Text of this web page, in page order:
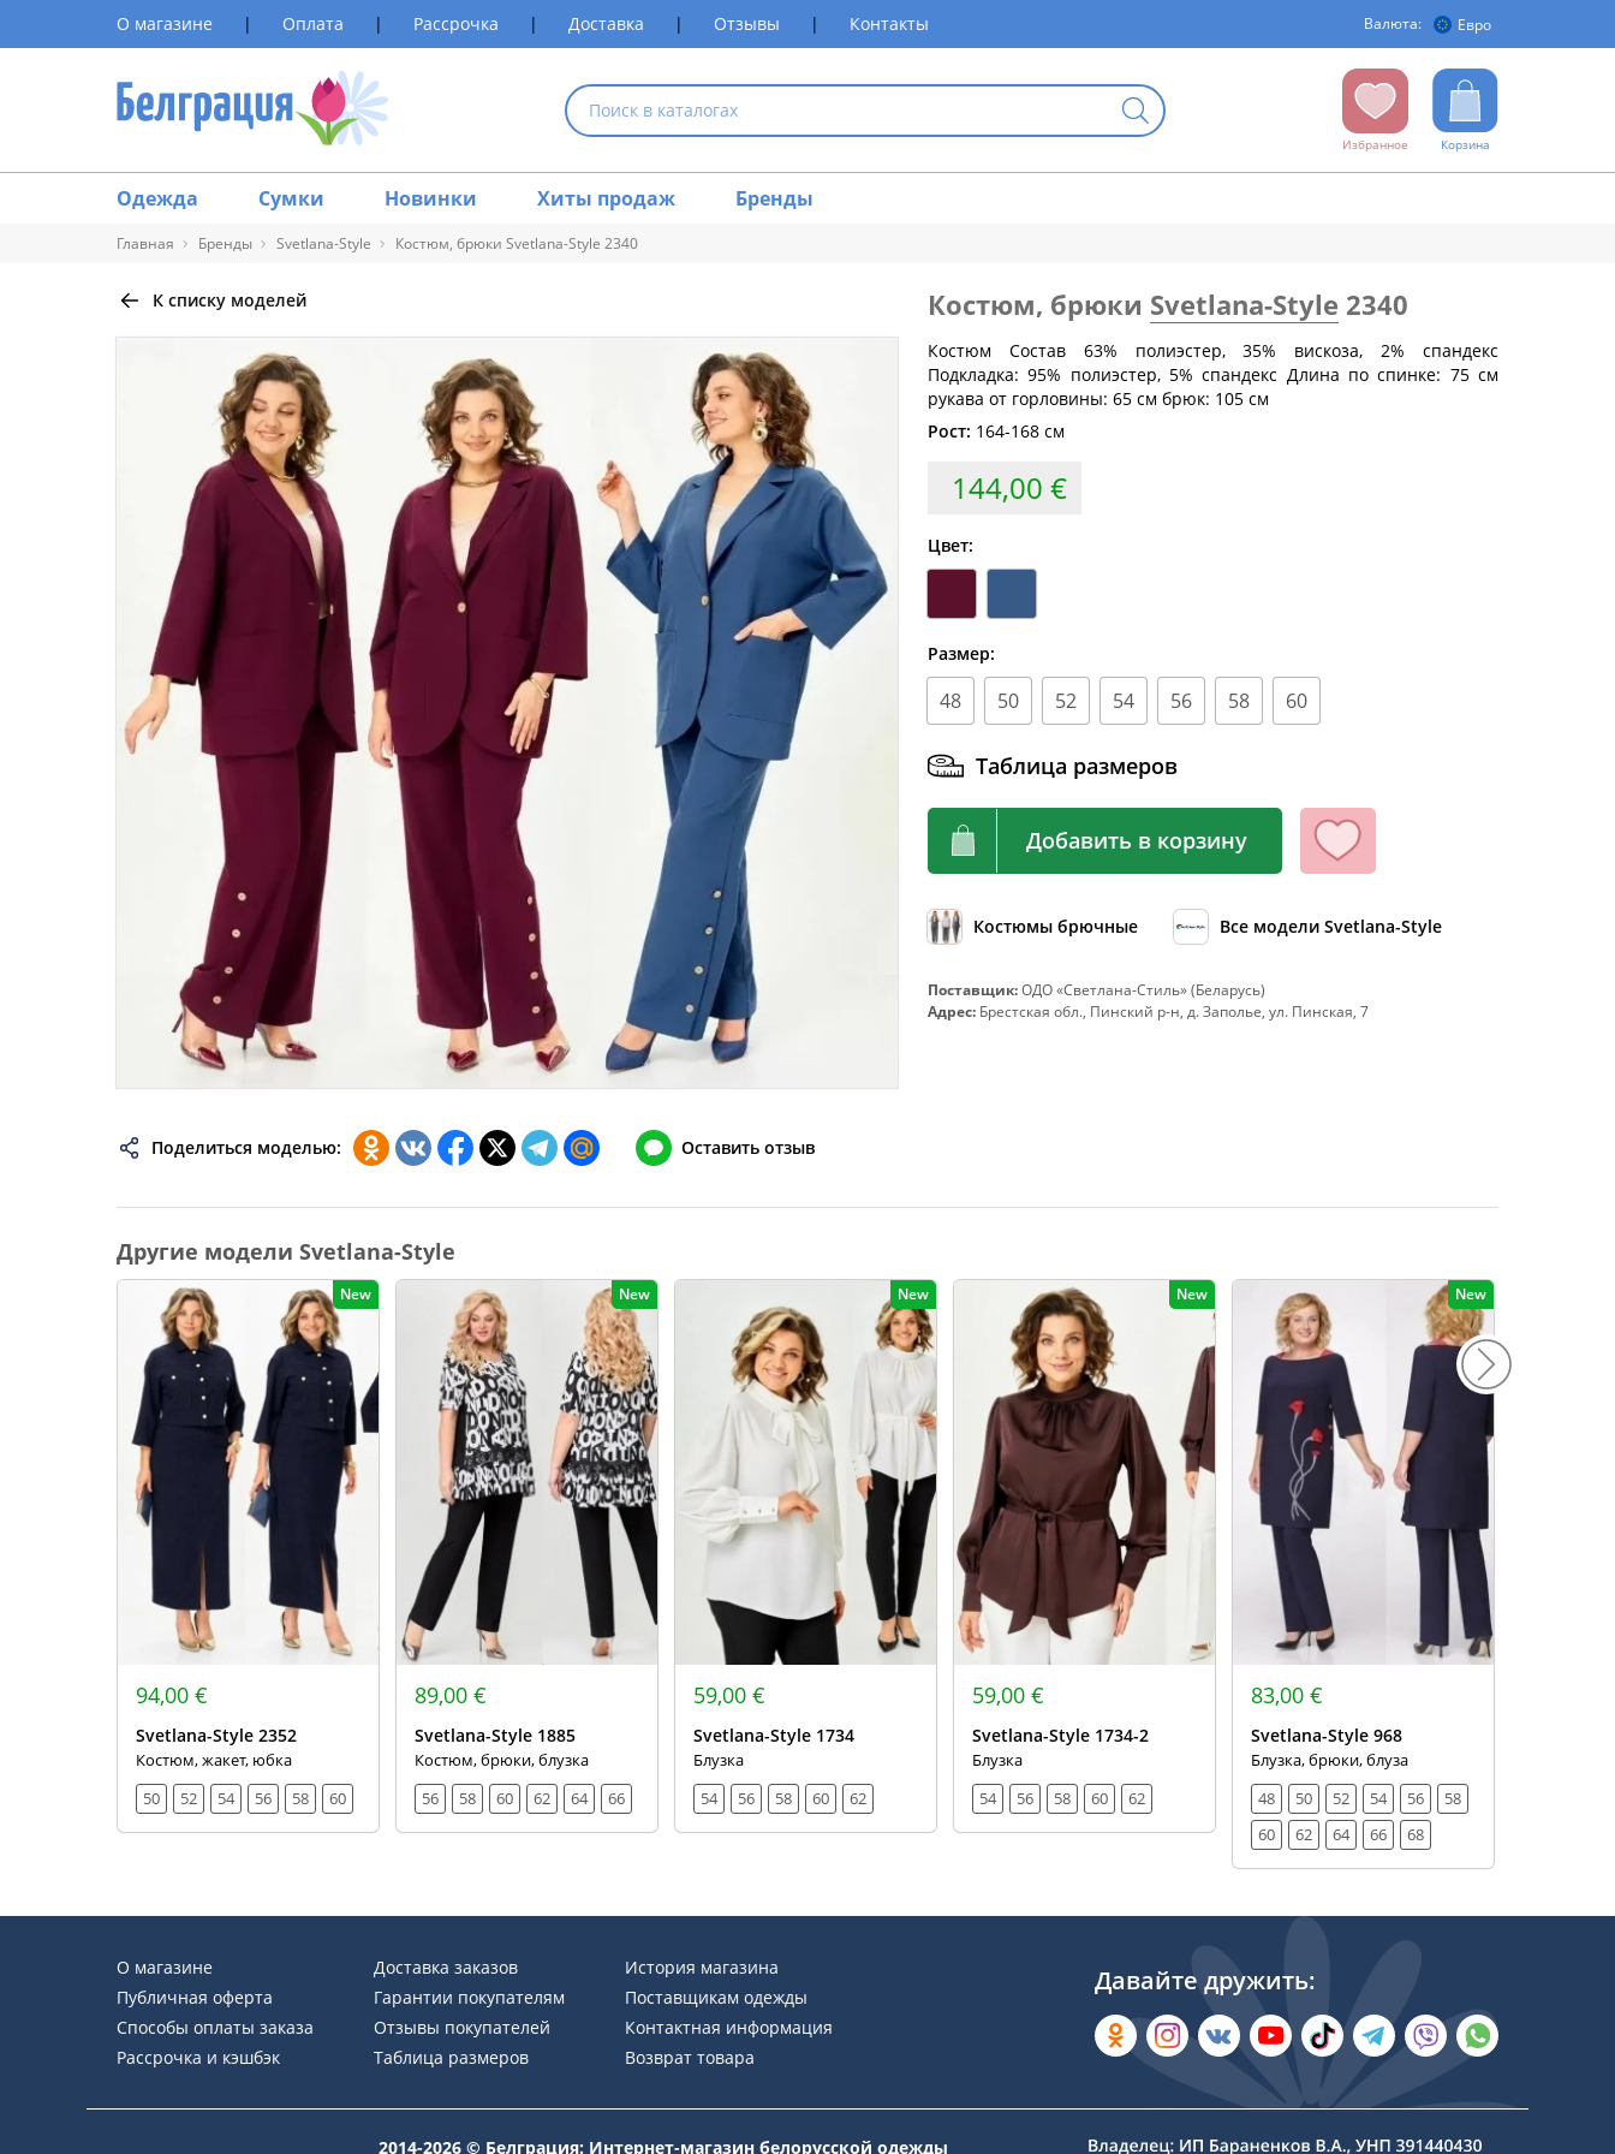
О магазине | Оплата | Рассрочка | Доставка | Отзывы | Контакты Валюта: Евро
Избранное Корзина
Одежда Сумки Новинки Хиты продаж Бренды
Главная Бренды Svetlana-Style Костюм, брюки Svetlana-Style 2340
Размер Обхват груди (см) Обхват талии (см)
Обхват бедер (см)
40
42
44
88 68-72
46
92 72-76
96 76-80
100 80-84
112
108
116
56
112
120
116
120
128
124
132
64
128
136
66
132
68
144
70
140
72
144
76
152
82
164 144-148 172
К списку моделей
Поделиться моделью: Оставить отзыв
Костюм, брюки Svetlana-Style 2340
Костюм Состав 63% полиэстер, 35% вискоза, 2% спандекс
Подкладка: 95% полиэстер, 5% спандекс Длина по спинке: 75 см
рукава от горловины: 65 см брюк: 105 см
Рост: 164-168 см
144,00 €
Цвет:
Размер:
48 50 52 54 56 58 60
Таблица размеров
Добавить в корзину
Костюмы брючные Все модели Svetlana-Style
Поставщик:ОДО «Светлана-Стиль» (Беларусь)
Адрес: Брестcкая обл., Пинский р-н, д. Заполье, ул. Пинская, 7
Другие модели Svetlana-Style
New
94,00 €
Svetlana-Style 2352
Костюм, жакет, юбка
50
52 54 56 58 60
New
89,00 €
Svetlana-Style 1885
Костюм, брюки, блузка
56
58 60 62 64 66
New
59,00 €
Svetlana-Style 1734
Блузка
54
56 58 60 62
New
59,00 €
Svetlana-Style 1734-2
Блузка
54
56 58 60 62
New
83,00 €
Svetlana-Style 968
Блузка, брюки, блуза
48
50 52 54 56
58
60
62 64 66 68
О магазине
Публичная оферта
Способы оплаты заказа
Рассрочка и кэшбэк
Доставка заказов
Гарантии покупателям
Отзывы покупателей
Таблица размеров
История магазина
Поставщикам одежды
Контактная информация
Возврат товара
Давайте дружить:
2014-2026 © Белграция: Интернет-магазин белорусской одежды